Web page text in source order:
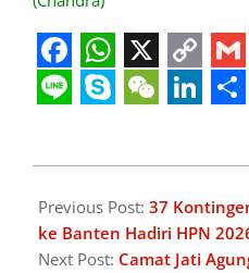
Facebook
WhatsApp
X Copy
Link
02-
08
Previous Post: 37
ke Banten Hadiri HPN
Next Post: Camat Jati